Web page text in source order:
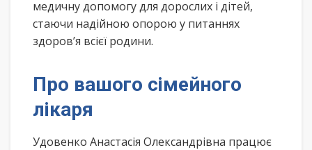
медичну допомогу для дорослих і дітей,
стаючи надійною опорою у питаннях
здоров’я всієї родини.
Про вашого сімейного
лікаря
Удовенко Анастасія Олександрівна працює